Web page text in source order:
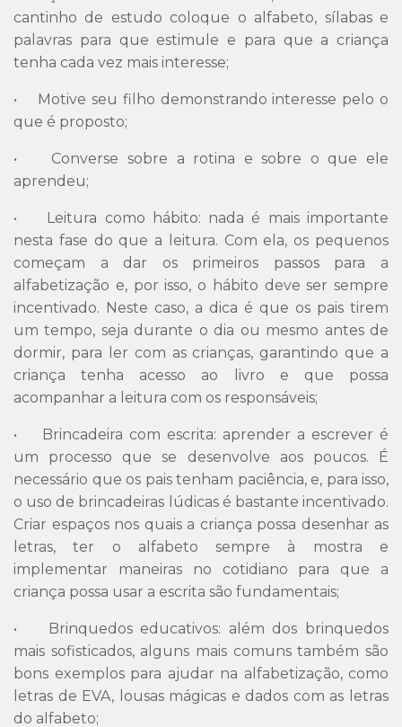
cantinho de estudo coloque o alfabeto, sílabas e
palavras para que estimule e para que a criança
tenha cada vez mais interesse;
• Motive seu filho demonstrando interesse pelo o
que é proposto;
• Converse sobre a rotina e sobre o que ele
aprendeu;
• Leitura como hábito: nada é mais importante
nesta fase do que a leitura. Com ela, os pequenos
começam a dar os primeiros passos para a
alfabetização e, por isso, o hábito deve ser sempre
incentivado. Neste caso, a dica é que os pais tirem
um tempo, seja durante o dia ou mesmo antes de
dormir, para ler com as crianças, garantindo que a
criança tenha acesso ao livro e que possa
acompanhar a leitura com os responsáveis;
• Brincadeira com escrita: aprender a escrever é
um processo que se desenvolve aos poucos. É
necessário que os pais tenham paciência, e, para isso,
o uso de brincadeiras lúdicas é bastante incentivado.
Criar espaços nos quais a criança possa desenhar as
letras, ter o alfabeto sempre à mostra e
implementar maneiras no cotidiano para que a
criança possa usar a escrita são fundamentais;
• Brinquedos educativos: além dos brinquedos
mais sofisticados, alguns mais comuns também são
bons exemplos para ajudar na alfabetização, como
letras de EVA, lousas mágicas e dados com as letras
do alfabeto;